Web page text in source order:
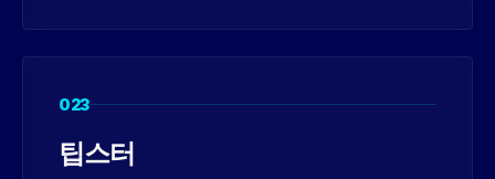
023
팁스터